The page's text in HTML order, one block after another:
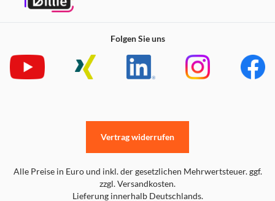
Folgen Sie uns
Alle Preise in Euro und inkl. der gesetzlichen Mehrwertsteuer. ggf.
zzgl. Versandkosten.
Lieferung innerhalb Deutschlands.
Vertrag widerrufen